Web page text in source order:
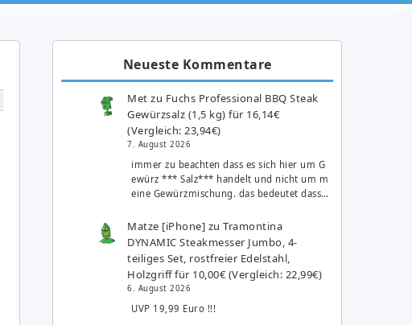
Neueste Kommentare
Met zu Fuchs Professional BBQ Steak
Gewürzsalz (1,5 kg) für 16,14€
(Vergleich: 23,94€)
7. August 2026
immer zu beachten dass es sich hier um G
ewürz *** Salz*** handelt und nicht um m
eine Gewürzmischung. das bedeutet dass…
Matze [iPhone] zuTramontina
DYNAMIC Steakmesser Jumbo, 4-
teiliges Set, rostfreier Edelstahl,
Holzgriff für 10,00€ (Vergleich: 22,99€)
6. August 2026
UVP 19,99 Euro !!!